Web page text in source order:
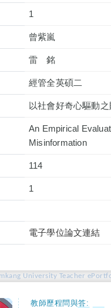
1
曾紫嵐
雷 銘
經管全英碩二
以社會好奇心驅動
An Empirical
Misinformation
114
1
電子學位論文連結
University Teacher
教師歷程問與答: